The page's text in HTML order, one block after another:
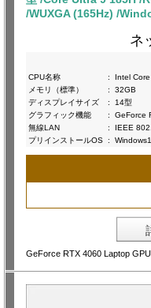
/WUXGA (165Hz) /
ネ
CPU名称
:
Intel
メモリ（標準）
:
32GB
ディスプレイサイズ
:
14型
グラフィック機能
:
GeForce
無線LAN
:
IEEE
プリインストールOS :
GeForce RTX 4060 Laptop